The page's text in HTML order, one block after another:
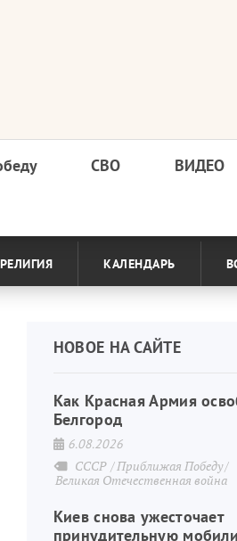
СВО ВИДЕО
РЕЛИГИЯ КАЛЕНДАРЬ
НОВОЕ НА САЙТЕ
Как Красная Армия
Белгород
6.08.2026
СССР Приближая Победу
Великая Отечественная война
Киев снова ужесточает
принудительную